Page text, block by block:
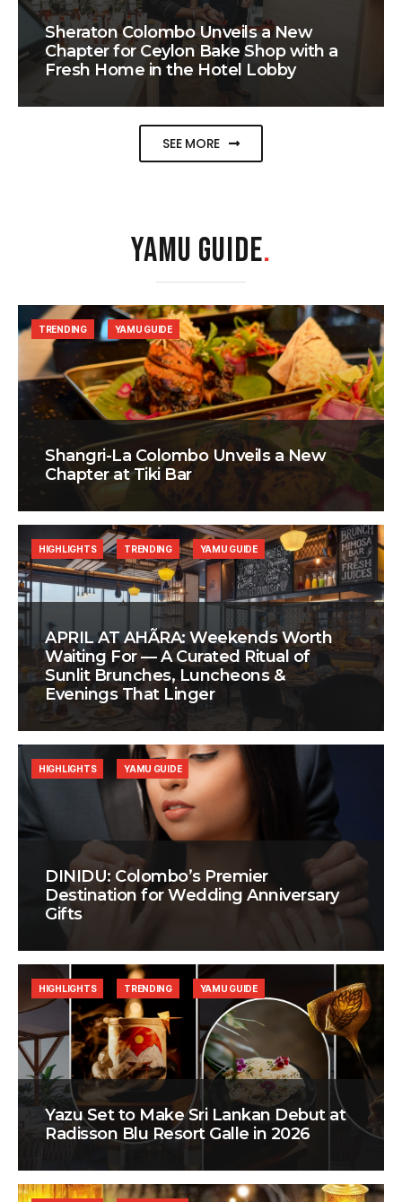
Sheraton Colombo Unveils a New
Chapter for Ceylon Bake Shop with a
Fresh Home in the Hotel Lobby
SEE MORE
YAMU GUIDE.
Shangri-La Colombo Unveils a New
Chapter at Tiki Bar
TRENDING YAMU GUIDE
APRIL AT AHÃRA: Weekends Worth
Waiting For — A Curated Ritual of
Sunlit Brunches, Luncheons &
Evenings That Linger
HIGHLIGHTS TRENDING YAMU GUIDE
DINIDU: Colombo’s Premier
Destination for Wedding Anniversary
Gifts
HIGHLIGHTS YAMU GUIDE
Yazu Set to Make Sri Lankan Debut at
Radisson Blu Resort Galle in 2026
HIGHLIGHTS TRENDING YAMU GUIDE